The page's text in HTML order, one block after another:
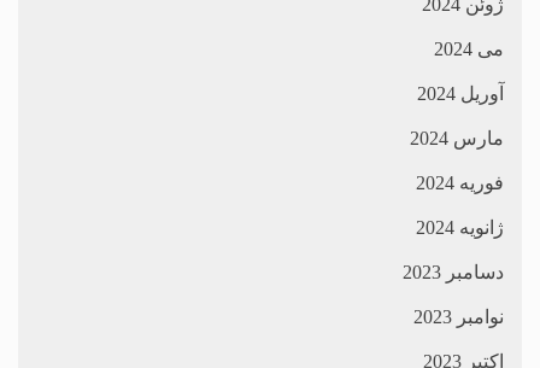
ژوئن 2024
می 2024
آوریل 2024
مارس 2024
فوریه 2024
ژانویه 2024
دسامبر 2023
نوامبر 2023
اکتبر 2023